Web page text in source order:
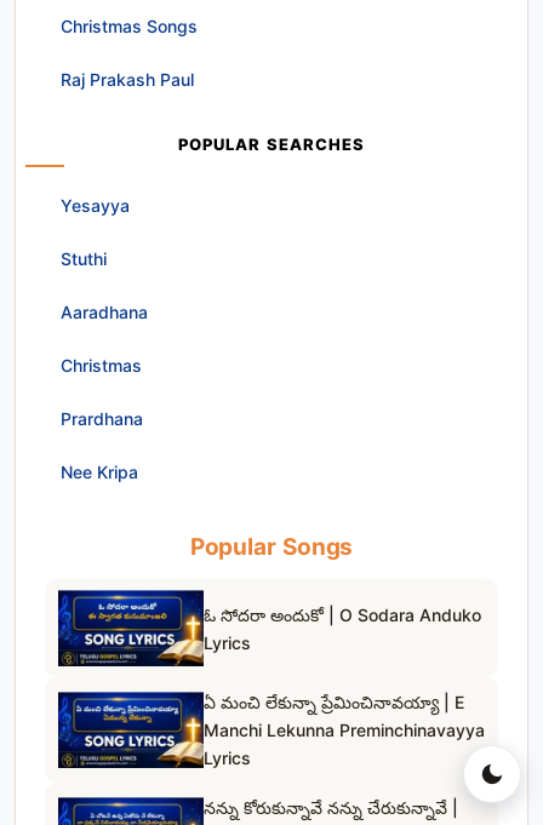
Christmas Songs
Raj Prakash Paul
POPULAR SEARCHES
Yesayya
Stuthi
Aaradhana
Christmas
Prardhana
Nee Kripa
Popular Songs
ఓ సోదరా అందుకో | O Sodara Anduko
Lyrics
ఏ మంచి లేకున్నా ప్రేమించినావయ్యా | E
Manchi Lekunna Preminchinavayya
Lyrics
నన్ను కోరుకున్నావే నన్ను చేరుకున్నావే |